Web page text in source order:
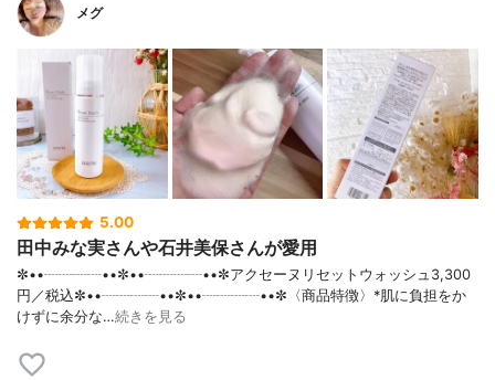
メグ
5.00
田中みな実さんや石井美保さんが愛用
✼••┈┈┈┈••✼••┈┈┈┈••✼アクセーヌリセットウォッシュ3,300
円／税込✼••┈┈┈┈••✼••┈┈┈┈••✼〈商品特徴〉*肌に負担をか
けずに余分な…続きを見る